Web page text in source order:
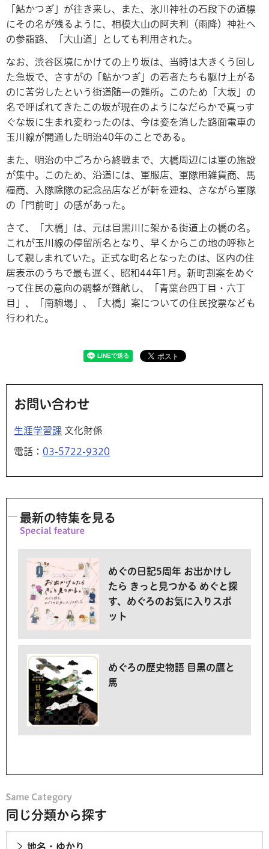
「鮎かつぎ」が往き来し、また、氷川神社の石段下の道標
にその名が残るように、相模大山の阿夫利（雨降）神社へ
の参詣路、「大山道」としても利用された。
なお、渋谷区境にかけての上り坂は、当時は大きくう回し
た急坂で、さすがの「鮎かつぎ」の若者たちも駆け上がる
のに苦労したという街道随一の難所。このため「大坂」の
名で呼ばれてきたこの坂が現在のようになだらかで真っす
ぐな坂に生まれ変わったのは、今は姿を消した路面電車の
玉川線が開通した明治40年のことである。
また、明治の中ごろから終戦まで、大橋周辺には軍の施設
が集中。このため、沿道には、軍服店、軍隊用雑貨商、馬
糧商、入隊除隊の記念品店などが軒を連ね、さながら軍隊
の「門前町」の感があった。
さて、「大橋」は、元は目黒川に架かる街道上の橋の名。
これが玉川線の停留所名となり、早くからこの地の呼称と
して親しまれていた。正式な町名となったのは、区内の住
居表示のうちで最も遅く、昭和44年1月。新町割案をめぐ
って住民の意向の調整が難航し、「青葉台四丁目・六丁
目」、「南駒場」、「大橋」案についての住民投票なども
行われた。
お問い合わせ
生涯学習課 文化財係
電話： 03-5722-9320
最新の特集を見る
めぐの日記5周年 お出かけし
たら きっと見つかる めぐと探
す、めぐろのお気に入りスポ
ット
めぐろの歴史物語 目黒の鷹と
馬
同じ分類から探す
地名・ゆかり